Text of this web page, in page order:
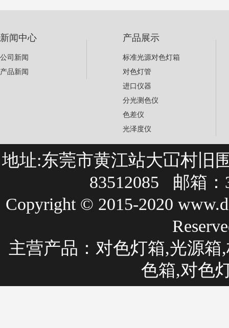
新闻中心
公司新闻
产品新闻
产品展示
标准光源对色灯箱
对色灯管
进口仪器
分光测色仪
色差仪
光泽度仪
地址:东莞市黄江站大冚村旧
83512085 邮箱：
Copyright © 2015-2020
主营产品： 对色灯箱,光源箱,
色箱,对色